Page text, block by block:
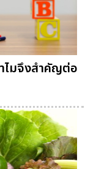
ไมจึงสำคัญต่อ